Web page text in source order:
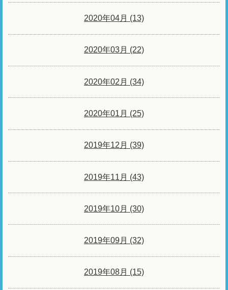
2020年04月 (13)
2020年03月 (22)
2020年02月 (34)
2020年01月 (25)
2019年12月 (39)
2019年11月 (43)
2019年10月 (30)
2019年09月 (32)
2019年08月 (15)